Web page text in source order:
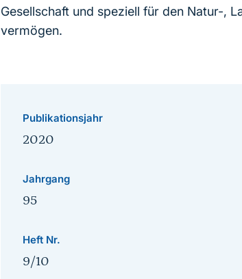
Gesellschaft und speziell für den Natur-,
vermögen.
Publikationsjahr
2020
Jahrgang
95
Heft Nr.
9/10